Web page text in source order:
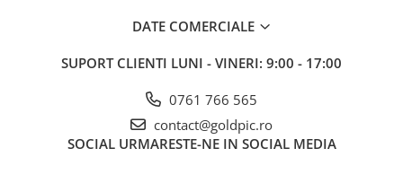
DATE COMERCIALE
SUPORT CLIENTI LUNI - VINERI: 9:00 - 17:00
0761 766 565
contact@goldpic.ro
SOCIAL URMARESTE-NE IN SOCIAL MEDIA